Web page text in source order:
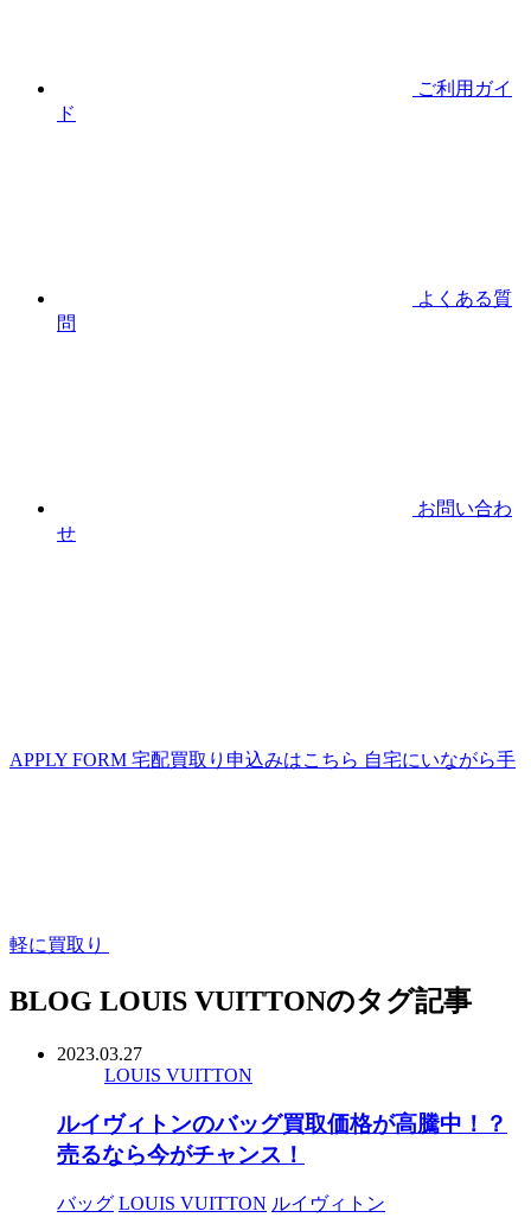
ご利用ガイ
ド
よくある質
問
お問い合わ
せ
APPLY FORM 宅配買取り申込みはこちら 自宅にいながら手
軽に買取り
BLOG LOUIS VUITTONのタグ記事
2023.03.27
LOUIS VUITTON
ルイヴィトンのバッグ買取価格が高騰中！？
売るなら今がチャンス！
バッグ LOUIS VUITTON ルイヴィトン